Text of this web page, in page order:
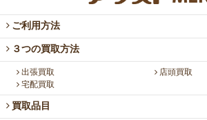
ご利用方法
３つの買取方法
出張買取
店頭買取
宅配買取
買取品目